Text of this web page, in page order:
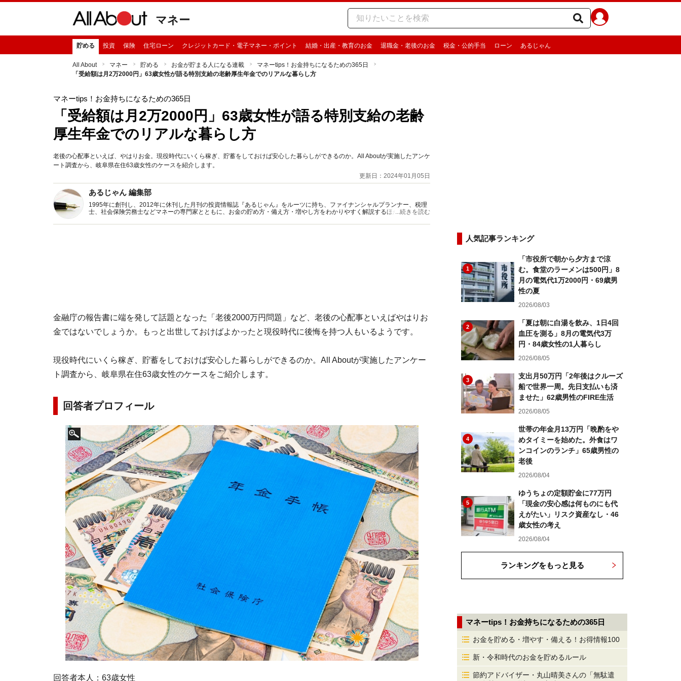
マネー
貯める 投資 保険 住宅ローン クレジットカード・電子マネー・ポイント 結婚・出産・教育のお金 退職金・老後のお金 税金・公的手当 ローン あるじゃん
All About マネー 貯める お金が貯まる人になる連載
マネーtips！お金持ちになるための365日
「受給額は月2万2000円」63歳女性が語る特別支給の老齢厚生年金でのリアルな暮らし方
マネーtips！お金持ちになるための365日
「受給額は月2万2000円」63歳女性が語る特別支給の老齢
厚生年金でのリアルな暮らし方
老後の心配事といえば、やはりお金。現役時代にいくら稼ぎ、貯蓄をしておけば安心した暮らしができるのか。All Aboutが実施したアンケ
ート調査から、岐阜県在住63歳女性のケースを紹介します。
更新日：2024年01月05日
あるじゃん 編集部
1995年に創刊し、2012年に休刊した月刊の投資情報誌『あるじゃん』をルーツに持ち、ファイナンシャルプランナー、税理
士、社会保険労務士などマネーの専門家とともに、お金の貯め方・備え方・増やし方をわかりやすく解説するほか、マネー最
...続きを読む
金融庁の報告書に端を発して話題となった「老後2000万円問題」など、老後の心配事といえばやはりお
金ではないでしょうか。もっと出世しておけばよかったと現役時代に後悔を持つ人もいるようです。
現役時代にいくら稼ぎ、貯蓄をしておけば安心した暮らしができるのか。All Aboutが実施したアンケー
ト調査から、岐阜県在住63歳女性のケースをご紹介します。
回答者プロフィール
回答者本人：63歳女性
人気記事ランキング
1
「市役所で朝から夕方まで涼
む。食堂のラーメンは500円」8
月の電気代1万2000円・69歳男
性の夏
2026/08/03
2
「夏は朝に白湯を飲み、1日4回
血圧を測る」8月の電気代3万
円・84歳女性の1人暮らし
2026/08/05
3
支出月50万円「2年後はクルーズ
船で世界一周。先日支払いも済
ませた」62歳男性のFIRE生活
2026/08/05
4
世帯の年金月13万円「晩酌をや
めタイミーを始めた。外食はワ
ンコインのランチ」65歳男性の
老後
2026/08/04
5
ゆうちょの定額貯金に77万円
「現金の安心感は何ものにも代
えがたい」リスク資産なし・46
歳女性の考え
2026/08/04
ランキングをもっと見る
マネーtips！お金持ちになるための365日
お金を貯める・増やす・備える！お得情報100
新・令和時代のお金を貯めるルール
節約アドバイザー・丸山晴美さんの「無駄遣